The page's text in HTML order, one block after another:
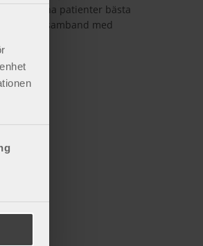
ge sina patienter bästa
I samband med